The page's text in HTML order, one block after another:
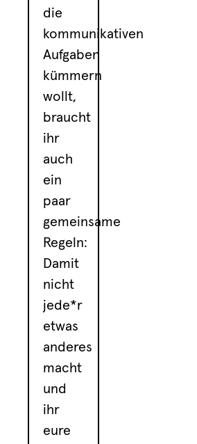
die
kommunikativen
Aufgaben
kümmern
wollt,
braucht
ihr
auch
ein
paar
gemeinsame
Regeln:
Damit
nicht
jede*r
etwas
anderes
macht
und
ihr
eure